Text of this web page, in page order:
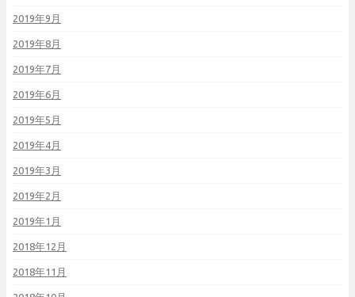
2019年9月
2019年8月
2019年7月
2019年6月
2019年5月
2019年4月
2019年3月
2019年2月
2019年1月
2018年12月
2018年11月